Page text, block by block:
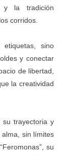
y la tradición
corridos.
sino
y conectar
de libertad,
la creatividad
su trayectoria y
sin límites
su